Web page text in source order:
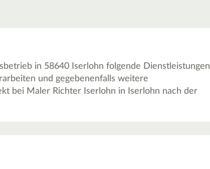
in 58640 Iserlohn folgende Dienstleistungen
und gegebenenfalls weitere
bei Maler Richter Iserlohn in Iserlohn nach der